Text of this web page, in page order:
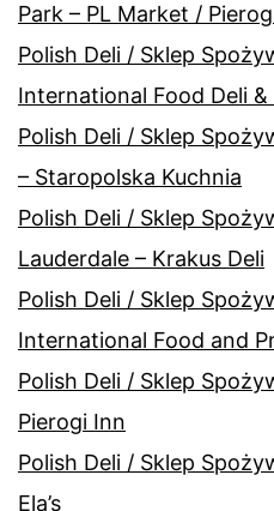
Park – PL Market /
Polish Deli / Sklep
International Food Deli
Polish Deli / Sklep
– Staropolska Kuchnia
Polish Deli / Sklep
Lauderdale – Krakus Deli
Polish Deli / Sklep
International Food and
Polish Deli / Sklep
Pierogi Inn
Polish Deli / Sklep
Ela’s